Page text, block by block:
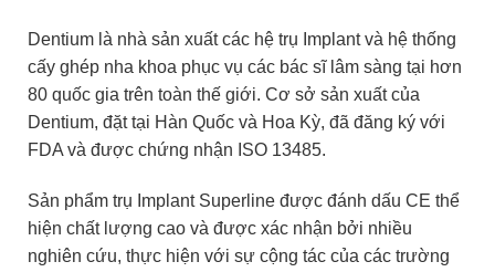
Dentium là nhà sản xuất các hệ trụ Implant và hệ thống
cấy ghép nha khoa phục vụ các bác sĩ lâm sàng tại hơn
80 quốc gia trên toàn thế giới. Cơ sở sản xuất của
Dentium, đặt tại Hàn Quốc và Hoa Kỳ, đã đăng ký với
FDA và được chứng nhận ISO 13485.
Sản phẩm trụ Implant Superline được đánh dấu CE thể
hiện chất lượng cao và được xác nhận bởi nhiều
nghiên cứu, thực hiện với sự cộng tác của các trường